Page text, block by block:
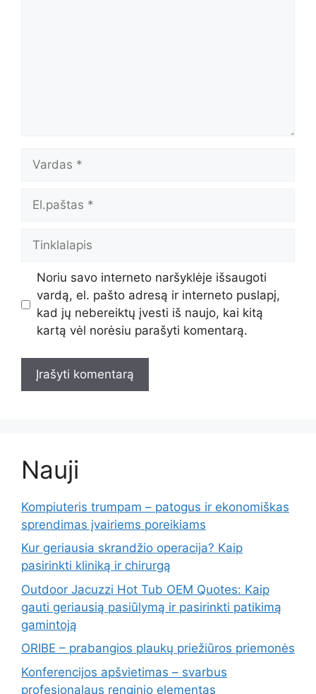
Vardas
El.paštas
Tinklalapis
Noriu savo interneto naršyklėje išsaugoti
vardą, el. pašto adresą ir interneto puslapį,
kad jų nebereiktų įvesti iš naujo, kai kitą
kartą vėl norėsiu parašyti komentarą.
Nauji
Kompiuteris trumpam – patogus ir ekonomiškas
sprendimas įvairiems poreikiams
Kur geriausia skrandžio operacija? Kaip
pasirinkti kliniką ir chirurgą
Outdoor Jacuzzi Hot Tub OEM Quotes: Kaip
gauti geriausią pasiūlymą ir pasirinkti patikimą
gamintoją
ORIBE – prabangios plaukų priežiūros priemonės
Konferencijos apšvietimas – svarbus
profesionalaus renginio elementas